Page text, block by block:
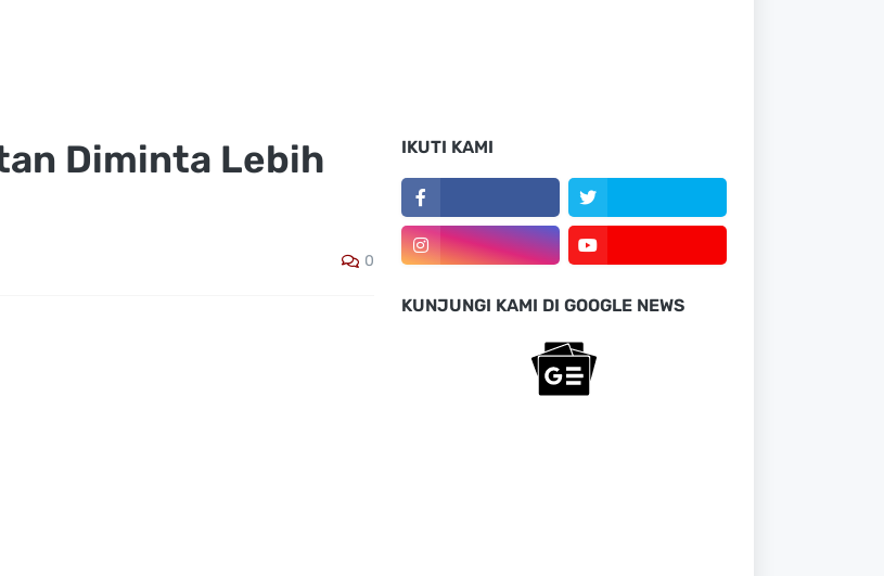
Diminta Lebih
0
IKUTI KAMI
KUNJUNGI KAMI DI GOOGLE NEWS